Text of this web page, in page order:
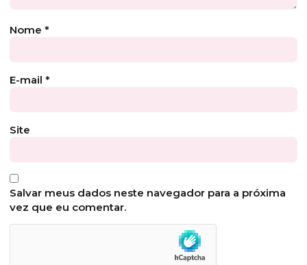
Nome *
E-mail *
Site
Salvar meus dados neste navegador para a próxima
vez que eu comentar.